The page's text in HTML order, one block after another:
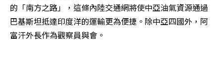
的「南方之路」，這條內陸交通網將使中亞油氣資源通過
巴基斯坦抵達印度洋的運輸更為便捷。除中亞四國外，阿
富汗外長作為觀察員與會。